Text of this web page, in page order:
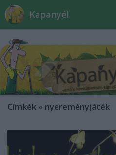
Kapanyél
Címkék » nyereményjáték